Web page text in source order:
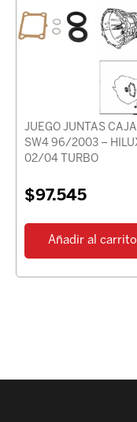
JUEGO JUNTAS CAJA
SW4 96/2003 –
02/04 TURBO
$97.545
Añadir al carrito